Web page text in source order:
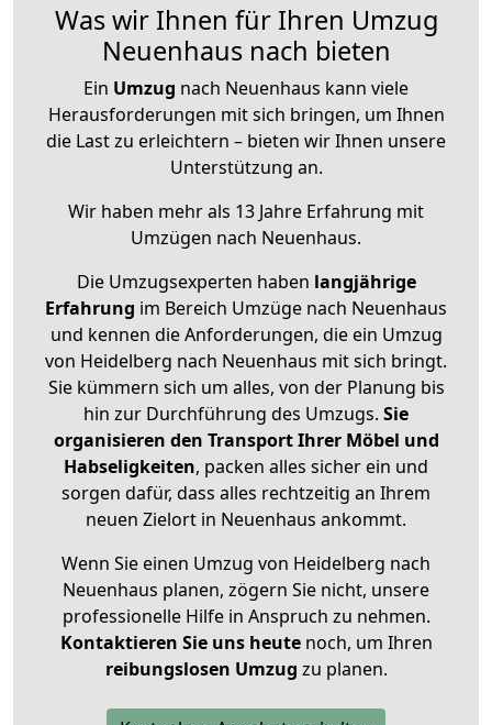
Was wir Ihnen für Ihren Umzug
Neuenhaus nach bieten
Ein Umzug nach Neuenhaus kann viele
Herausforderungen mit sich bringen, um Ihnen
die Last zu erleichtern – bieten wir Ihnen unsere
Unterstützung an.
Wir haben mehr als 13 Jahre Erfahrung mit
Umzügen nach Neuenhaus.
Die Umzugsexperten haben langjährige
Erfahrung im Bereich Umzüge nach Neuenhaus
und kennen die Anforderungen, die ein Umzug
von Heidelberg nach Neuenhaus mit sich bringt.
Sie kümmern sich um alles, von der Planung bis
hin zur Durchführung des Umzugs. Sie
organisieren den Transport Ihrer Möbel und
Habseligkeiten, packen alles sicher ein und
sorgen dafür, dass alles rechtzeitig an Ihrem
neuen Zielort in Neuenhaus ankommt.
Wenn Sie einen Umzug von Heidelberg nach
Neuenhaus planen, zögern Sie nicht, unsere
professionelle Hilfe in Anspruch zu nehmen.
Kontaktieren Sie uns heutenoch, um Ihren
reibungslosen Umzug zu planen.